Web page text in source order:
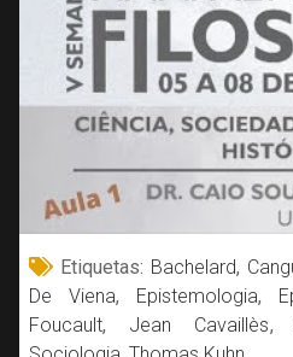
Etiquetas: Bachelard,
De Viena, Epistemologia,
Foucault, Jean Cavaillès,